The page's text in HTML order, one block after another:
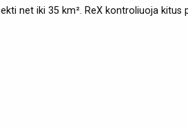
net iki 35 km². ReX kontroliuoja